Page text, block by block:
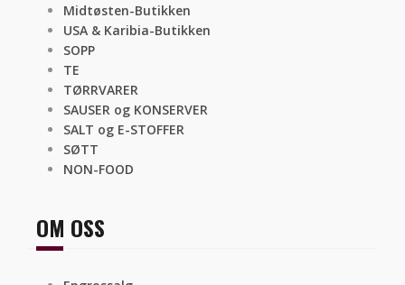
Midtøsten-Butikken
USA & Karibia-Butikken
SOPP
TE
TØRRVARER
SAUSER og KONSERVER
SALT og E-STOFFER
SØTT
NON-FOOD
OM OSS